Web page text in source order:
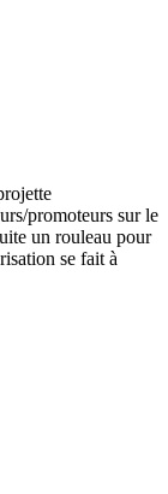
promoteurs sur le
un rouleau pour
se fait à